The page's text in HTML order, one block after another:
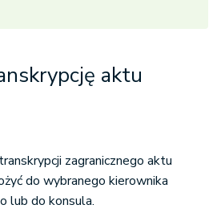
aktu
zagranicznego aktu
do wybranego kierownika
lub do konsula.